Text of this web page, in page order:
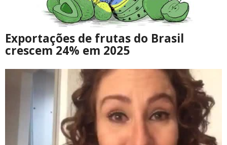
Exportações de frutas do Brasil
crescem 24% em 2025